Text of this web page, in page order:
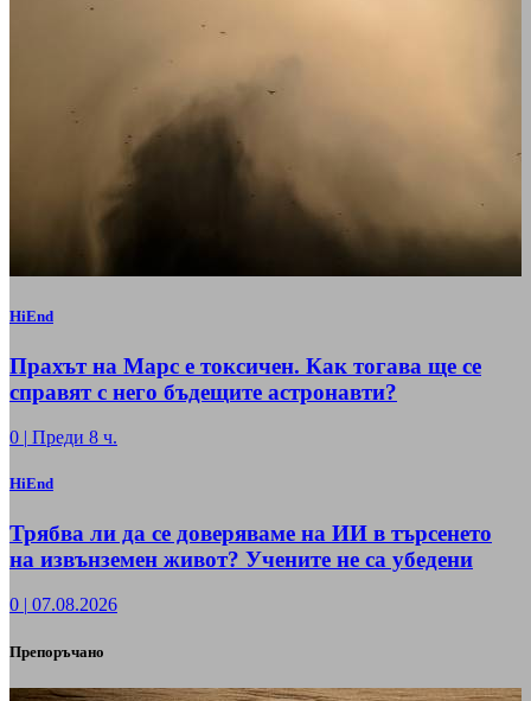
HiEnd
Прахът на Марс е токсичен. Как тогава ще се
справят с него бъдещите астронавти?
0 | Преди 8 ч.
HiEnd
Трябва ли да се доверяваме на ИИ в търсенето
на извънземен живот? Учените не са убедени
0 | 07.08.2026
Препоръчано